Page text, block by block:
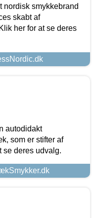
nordisk smykkebrand
skabt af
her for at se deres
autodidakt
som er stifter af
se deres udvalg.